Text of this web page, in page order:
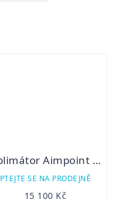
Kolimátor Aimpoint Hunter H34L
PTEJTE SE NA PRODEJNĚ
15 100 Kč